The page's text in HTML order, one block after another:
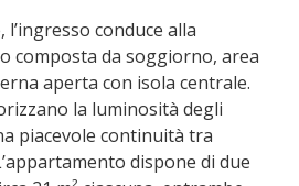
conduce alla
composta da soggiorno, area
aperta con isola centrale.
la luminosità degli
piacevole continuità tra
dispone didue